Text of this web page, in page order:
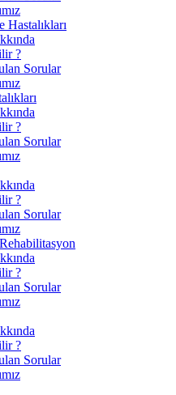
Hastalıkları
?
Sorular
?
Sorular
?
Sorular
?
Sorular
?
Sorular